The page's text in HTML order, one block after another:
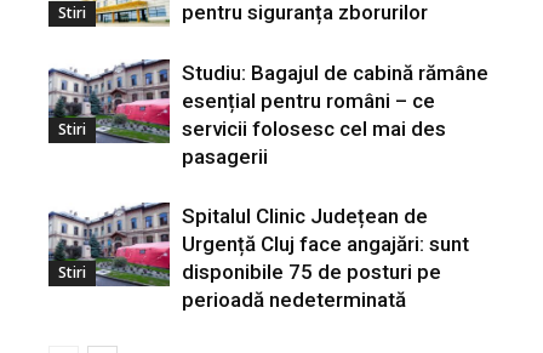
Stiri pentru siguranța zborurilor
Stiri
Studiu: Bagajul de cabină rămâne
esențial pentru români – ce
servicii folosesc cel mai des
pasagerii
Stiri
Spitalul Clinic Județean de
Urgență Cluj face angajări: sunt
disponibile 75 de posturi pe
perioadă nedeterminată